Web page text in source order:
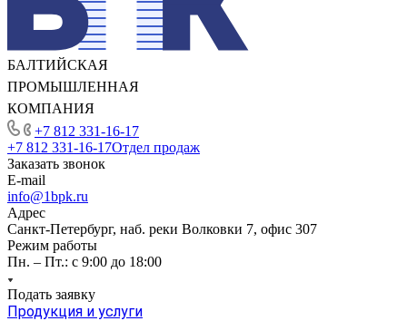
БАЛТИЙСКАЯ
ПРОМЫШЛЕННАЯ
КОМПАНИЯ
+7 812 331-16-17
+7 812 331-16-17Отдел продаж
Заказать звонок
E-mail
info@1bpk.ru
Адрес
Санкт-Петербург, наб. реки Волковки 7, офис 307
Режим работы
Пн. – Пт.: с 9:00 до 18:00
Подать заявку
Продукция и услуги